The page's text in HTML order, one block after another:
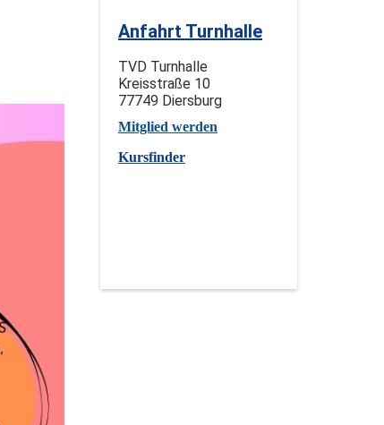
Anfahrt Turnhalle
TVD Turnhalle
Kreisstraße 10
77749 Diersburg
Mitglied werden
Kursfinder